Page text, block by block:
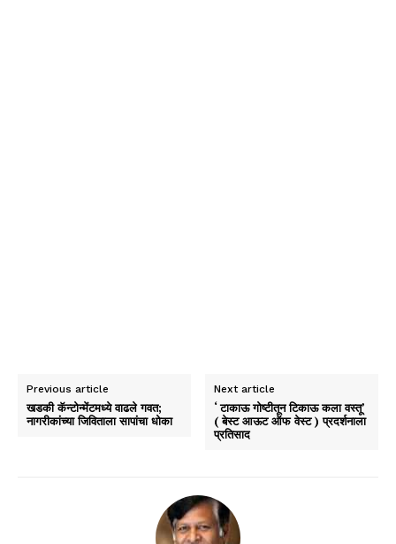
Previous article
खडकी कॅन्टोन्मेंटमध्ये वाढले गवत;
नागरीकांच्या जिविताला सापांचा धोका
Next article
‘ टाकाऊ गोष्टीतून टिकाऊ कला वस्तू’
( बेस्ट आऊट ऑफ वेस्ट ) प्रदर्शनाला
प्रतिसाद